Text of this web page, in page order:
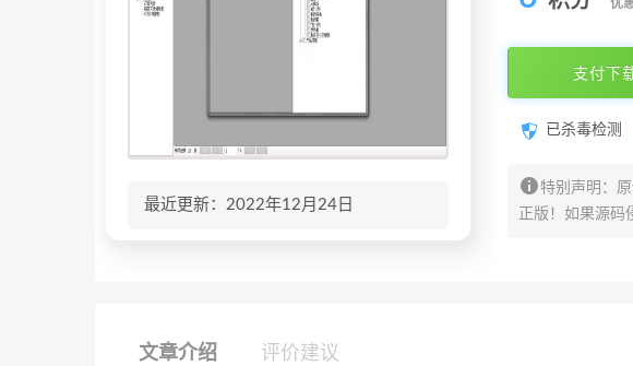
最近更新：2022年12月24日
优
支付下
已杀毒检测
特别声明：
正版！如果源码
文章介绍 评价建议